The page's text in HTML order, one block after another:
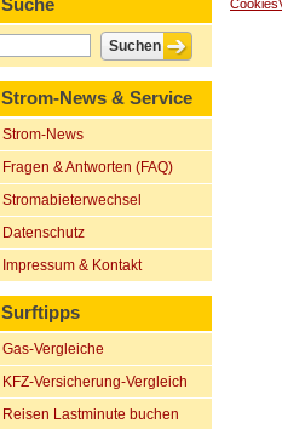
Cookies
Suche
Strom-News & Service
Strom-News
Fragen & Antworten (FAQ)
Stromabieterwechsel
Datenschutz
Impressum & Kontakt
Surftipps
Gas-Vergleiche
KFZ-Versicherung-Vergleich
Reisen Lastminute buchen